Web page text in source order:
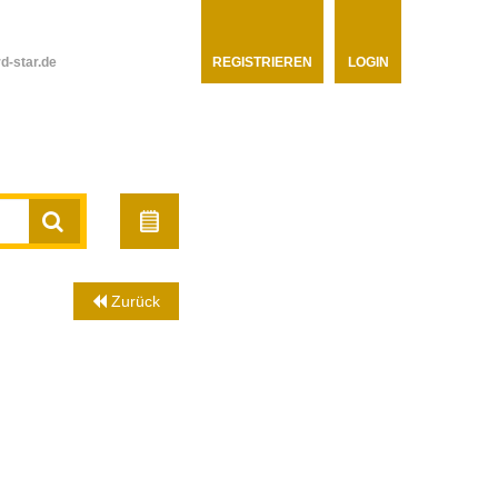
star.de REGISTRIEREN LOGIN
Zurück